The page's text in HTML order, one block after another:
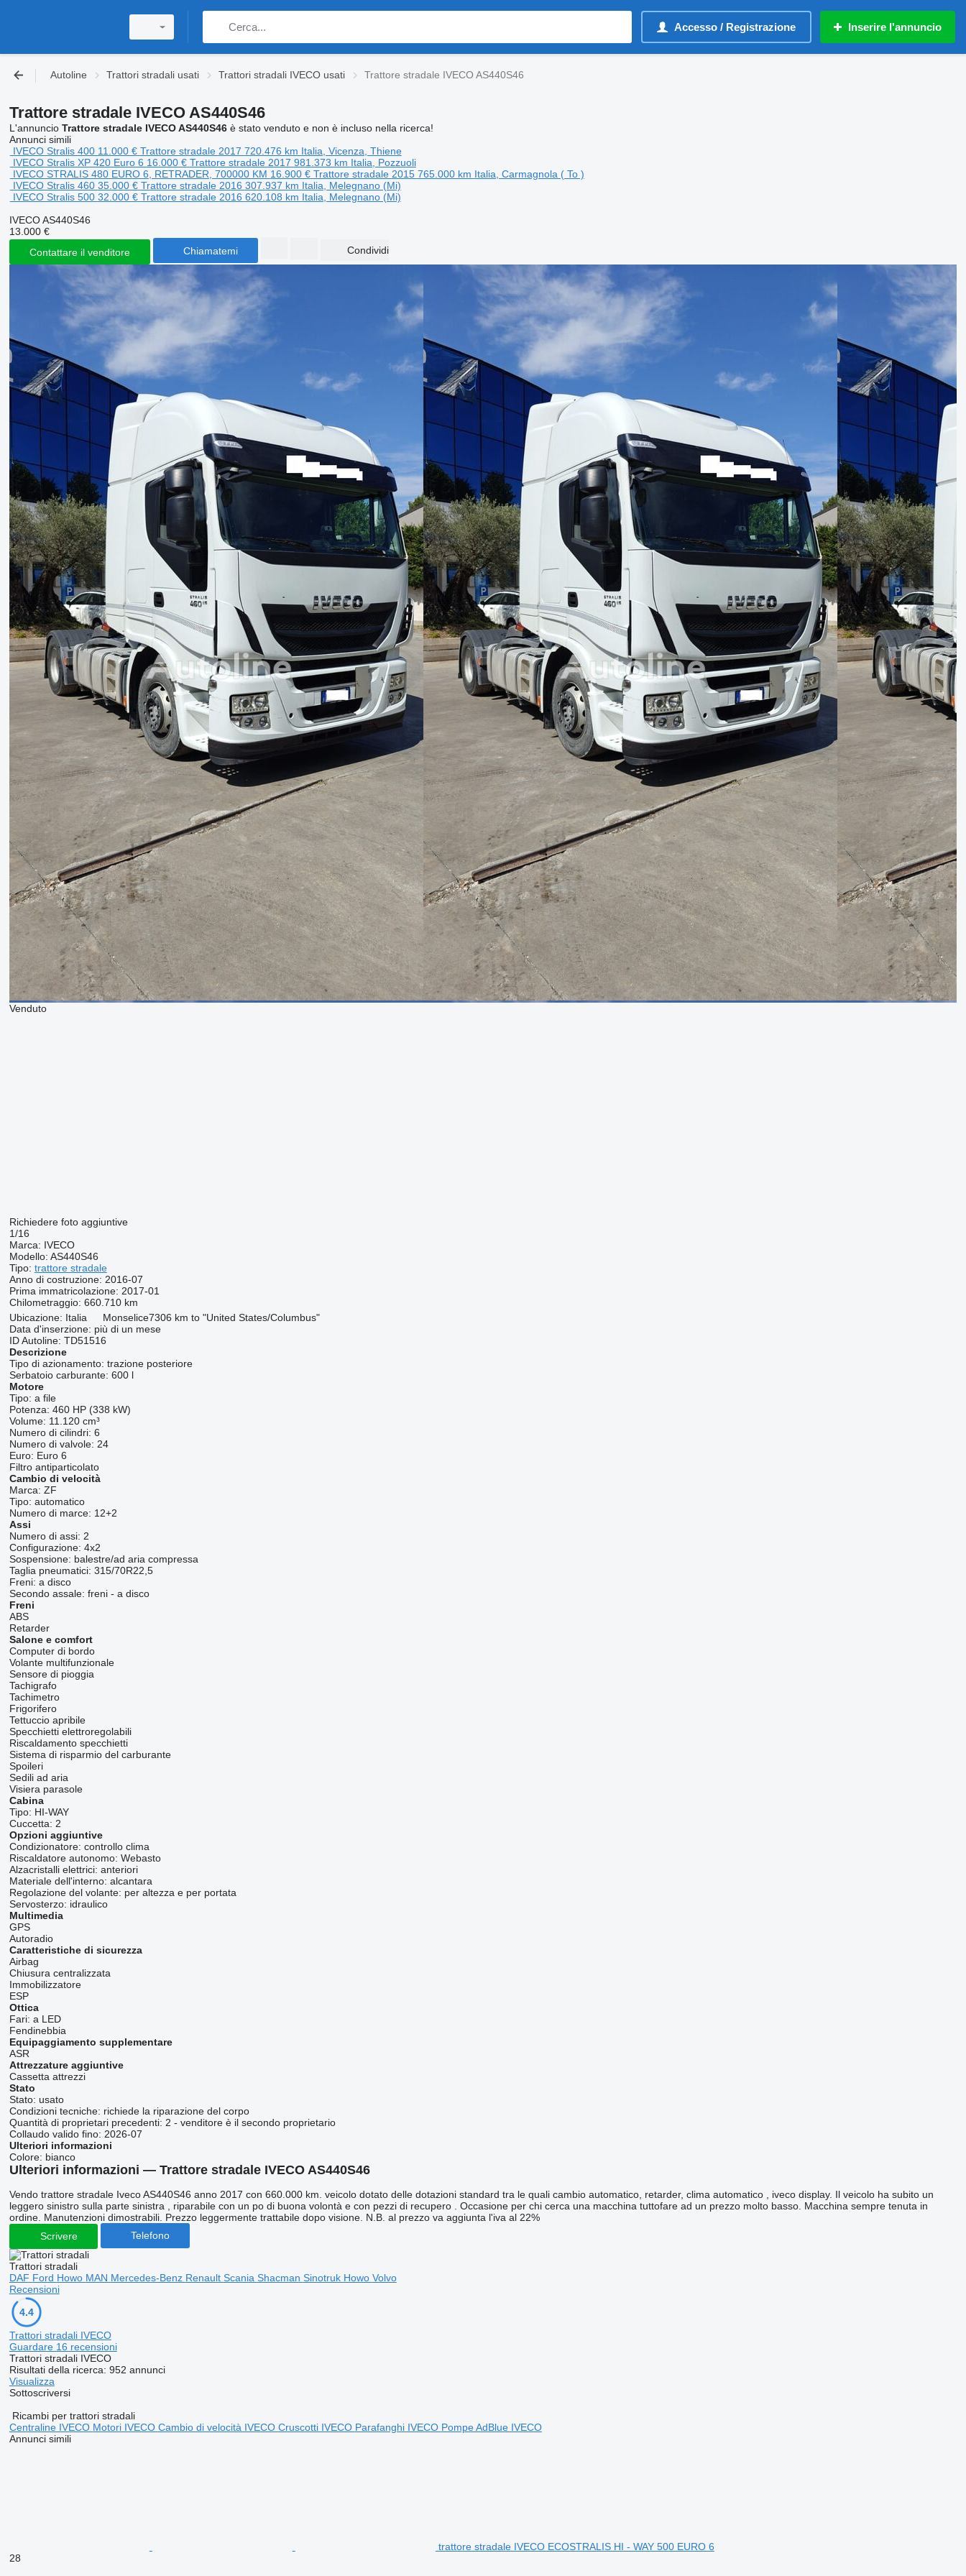
Accesso / Registrazione Inserire l'annuncio
Autoline Trattori stradali usati Trattori stradali IVECO usati Trattore stradale IVECO AS440S46
Trattore stradale IVECO AS440S46
L'annuncio Trattore stradale IVECO AS440S46è stato venduto e non è incluso nella ricerca!
Annunci simili
IVECO Stralis 400 11.000 € Trattore stradale 2017 720.476 km Italia, Vicenza, Thiene
IVECO Stralis XP 420 Euro 6 16.000 € Trattore stradale 2017 981.373 km Italia, Pozzuoli
IVECO STRALIS 480 EURO 6, RETRADER, 700000 KM 16.900 € Trattore stradale 2015 765.000 km Italia, Carmagnola ( To )
IVECO Stralis 460 35.000 € Trattore stradale 2016 307.937 km Italia, Melegnano (Mi)
IVECO Stralis 500 32.000 € Trattore stradale 2016 620.108 km Italia, Melegnano (Mi)
IVECO AS440S46
13.000 €
Contattare il venditore
Chiamatemi Condividi
Venduto
Richiedere foto aggiuntive
1/16
Marca: IVECO
Modello: AS440S46
Tipo: trattore stradale
Anno di costruzione: 2016-07
Prima immatricolazione: 2017-01
Chilometraggio: 660.710 km
Ubicazione: Italia Monselice7306 km to "United States/Columbus"
Data d'inserzione: più di un mese
ID Autoline: TD51516
Descrizione
Tipo di azionamento: trazione posteriore
Serbatoio carburante: 600 l
Motore
Tipo: a file
Potenza: 460 HP (338 kW)
Volume: 11.120 cm³
Numero di cilindri: 6
Numero di valvole: 24
Euro: Euro 6
Filtro antiparticolato
Cambio di velocità
Marca: ZF
Tipo: automatico
Numero di marce: 12+2
Assi
Numero di assi: 2
Configurazione: 4x2
Sospensione: balestre/ad aria compressa
Taglia pneumatici: 315/70R22,5
Freni: a disco
Secondo assale: freni - a disco
Freni
ABS
Retarder
Salone e comfort
Computer di bordo
Volante multifunzionale
Sensore di pioggia
Tachigrafo
Tachimetro
Frigorifero
Tettuccio apribile
Specchietti elettroregolabili
Riscaldamento specchietti
Sistema di risparmio del carburante
Spoileri
Sedili ad aria
Visiera parasole
Cabina
Tipo: HI-WAY
Cuccetta: 2
Opzioni aggiuntive
Condizionatore: controllo clima
Riscaldatore autonomo: Webasto
Alzacristalli elettrici: anteriori
Materiale dell'interno: alcantara
Regolazione del volante: per altezza e per portata
Servosterzo: idraulico
Multimedia
GPS
Autoradio
Caratteristiche di sicurezza
Airbag
Chiusura centralizzata
Immobilizzatore
ESP
Ottica
Fari: a LED
Fendinebbia
Equipaggiamento supplementare
ASR
Attrezzature aggiuntive
Cassetta attrezzi
Stato
Stato: usato
Condizioni tecniche: richiede la riparazione del corpo
Quantità di proprietari precedenti: 2 - venditore è il secondo proprietario
Collaudo valido fino: 2026-07
Ulteriori informazioni
Colore: bianco
Ulteriori informazioni — Trattore stradale IVECO AS440S46
Vendo trattore stradale Iveco AS440S46 anno 2017 con 660.000 km. veicolo dotato delle dotazioni standard tra le quali cambio automatico, retarder, clima automatico , iveco display. Il veicolo ha subito un
leggero sinistro sulla parte sinistra , riparabile con un po di buona volontà e con pezzi di recupero . Occasione per chi cerca una macchina tuttofare ad un prezzo molto basso. Macchina sempre tenuta in
ordine. Manutenzioni dimostrabili. Prezzo leggermente trattabile dopo visione. N.B. al prezzo va aggiunta l'iva al 22%
Scrivere
Telefono
Trattori stradali
DAF Ford Howo MAN Mercedes-Benz Renault Scania Shacman Sinotruk Howo Volvo
Recensioni
4.4
Trattori stradali IVECO
Guardare 16 recensioni
Trattori stradali IVECO
Risultati della ricerca: 952 annunci
Visualizza
Sottoscriversi
Ricambi per trattori stradali
Centraline IVECO Motori IVECO Cambio di velocità IVECO Cruscotti IVECO Parafanghi IVECO Pompe AdBlue IVECO
Annunci simili
trattore stradale IVECO ECOSTRALIS HI - WAY 500 EURO 6
28